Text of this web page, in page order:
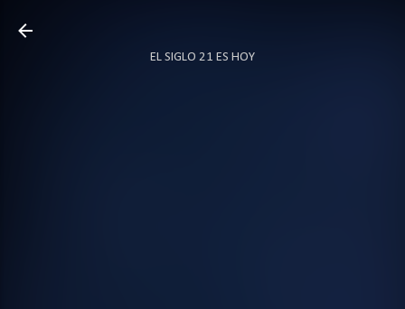
EL SIGLO 21 ES HOY